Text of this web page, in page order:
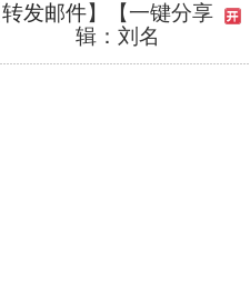
转发邮件】
【一键分享
辑：刘名